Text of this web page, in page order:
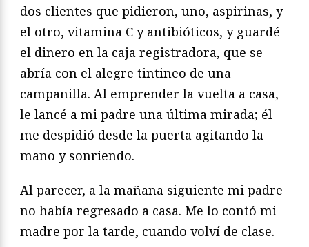
dos clientes que pidieron, uno, aspirinas, y
el otro, vitamina C y antibióticos, y guardé
el dinero en la caja registradora, que se
abría con el alegre tintineo de una
campanilla. Al emprender la vuelta a casa,
le lancé a mi padre una última mirada; él
me despidió desde la puerta agitando la
mano y sonriendo.
Al parecer, a la mañana siguiente mi padre
no había regresado a casa. Me lo contó mi
madre por la tarde, cuando volví de clase.